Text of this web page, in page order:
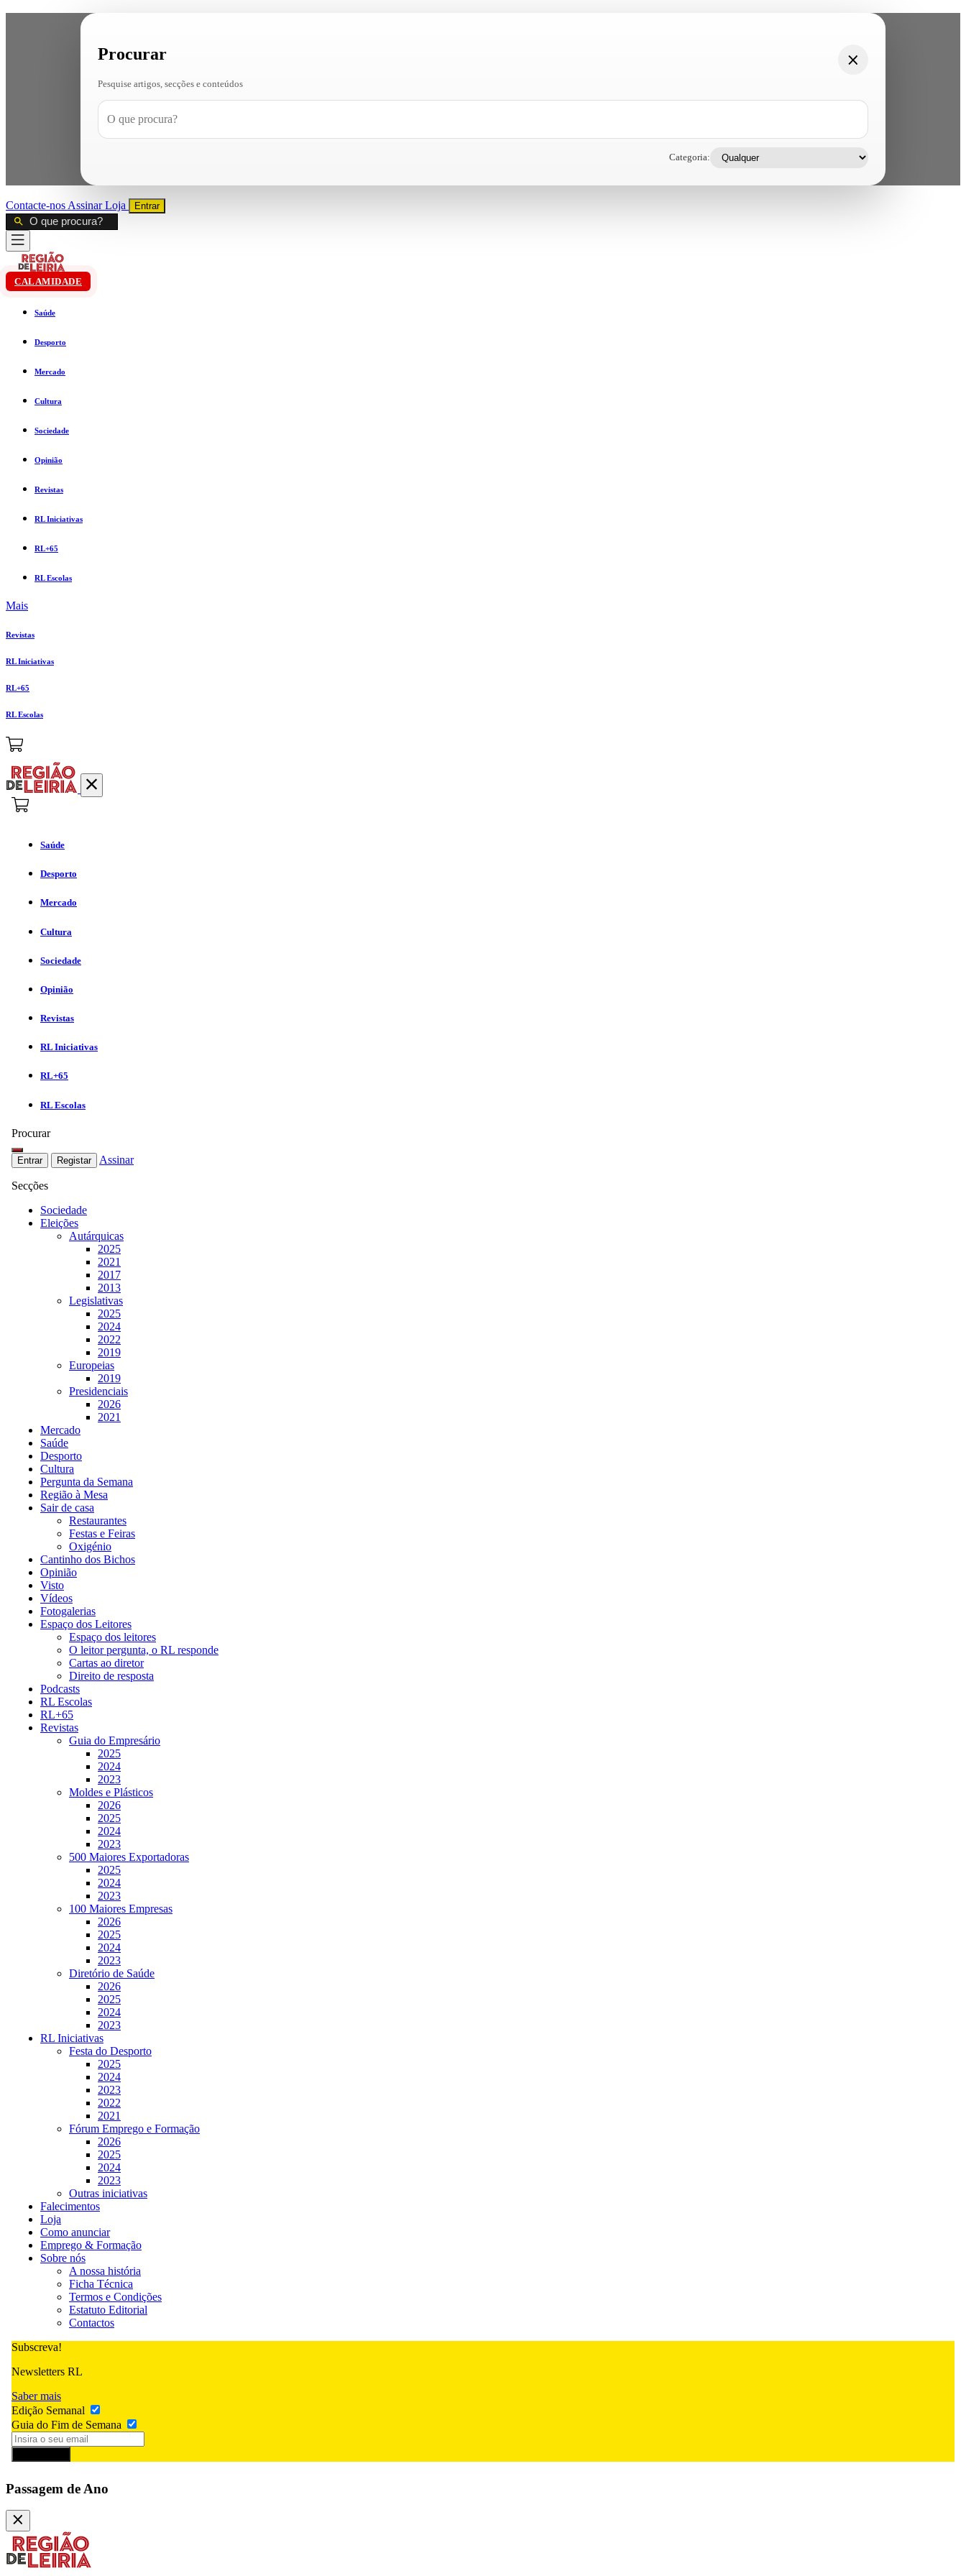
Procurar
Pesquise artigos, secções e conteúdos
Categoria:
Contacte-nos AssinarLoja Entrar
CALAMIDADE
Saúde
Desporto
Mercado
Cultura
Sociedade
Opinião
Revistas
RL Iniciativas
RL+65
RL Escolas
Mais
Revistas
RL Iniciativas
RL+65
RL Escolas
Saúde
Desporto
Mercado
Cultura
Sociedade
Opinião
Revistas
RL Iniciativas
RL+65
RL Escolas
Procurar
Entrar Registar Assinar
Secções
Sociedade
Eleições
Autárquicas
2025
2021
2017
2013
Legislativas
2025
2024
2022
2019
Europeias
2019
Presidenciais
2026
2021
Mercado
Saúde
Desporto
Cultura
Pergunta da Semana
Região à Mesa
Sair de casa
Restaurantes
Festas e Feiras
Oxigénio
Cantinho dos Bichos
Opinião
Visto
Vídeos
Fotogalerias
Espaço dos Leitores
Espaço dos leitores
O leitor pergunta, o RL responde
Cartas ao diretor
Direito de resposta
Podcasts
RL Escolas
RL+65
Revistas
Guia do Empresário
2025
2024
2023
Moldes e Plásticos
2026
2025
2024
2023
500 Maiores Exportadoras
2025
2024
2023
100 Maiores Empresas
2026
2025
2024
2023
Diretório de Saúde
2026
2025
2024
2023
RL Iniciativas
Festa do Desporto
2025
2024
2023
2022
2021
Fórum Emprego e Formação
2026
2025
2024
2023
Outras iniciativas
Falecimentos
Loja
Como anunciar
Emprego & Formação
Sobre nós
A nossa história
Ficha Técnica
Termos e Condições
Estatuto Editorial
Contactos
Subscreva!
Newsletters RL
Saber mais
Edição Semanal
Guia do Fim de Semana
Passagem de Ano